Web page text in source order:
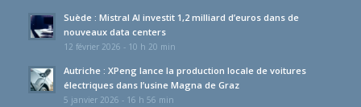
Suède : Mistral AI investit 1,2 milliard d’euros dans de
nouveaux data centers
12 février 2026 - 10 h 20 min
Autriche : XPeng lance la production locale de voitures
électriques dans l’usine Magna de Graz
5 janvier 2026 - 16 h 56 min